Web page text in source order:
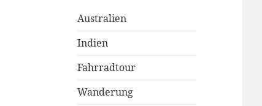
Australien
Indien
Fahrradtour
Wanderung